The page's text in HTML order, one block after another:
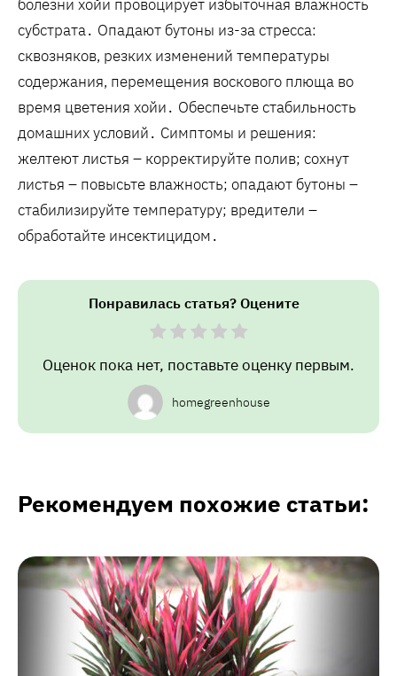
болезни хойи провоцирует избыточная влажность
субстрата․ Опадают бутоны из-за стресса:
сквозняков‚ резких изменений температуры
содержания‚ перемещения воскового плюща во
время цветения хойи․ Обеспечьте стабильность
домашних условий․ Симптомы и решения:
желтеют листья – корректируйте полив; сохнут
листья – повысьте влажность; опадают бутоны –
стабилизируйте температуру; вредители –
обработайте инсектицидом․
Понравилась статья? Оцените
Оценок пока нет, поставьте оценку первым.
homegreenhouse
Рекомендуем похожие статьи: